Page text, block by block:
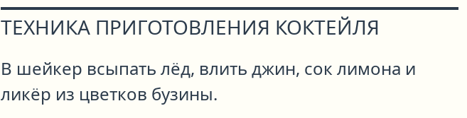
ТЕХНИКА ПРИГОТОВЛЕНИЯ КОКТЕЙЛЯ
В шейкер всыпать лёд, влить джин, сок лимона и
ликёр из цветков бузины.